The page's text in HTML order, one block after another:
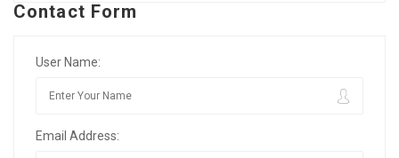
Contact Form
User Name:
Email Address: